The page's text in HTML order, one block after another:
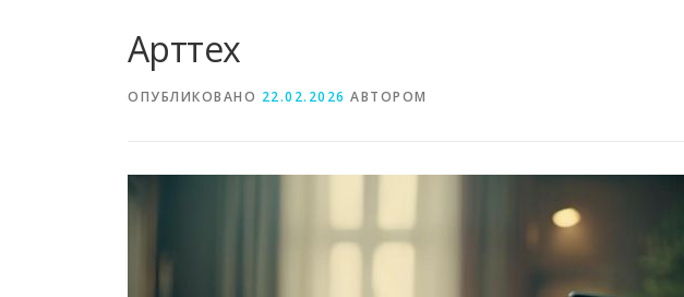
Арттех
ОПУБЛИКОВАНО 22.02.2026 АВТОРОМ